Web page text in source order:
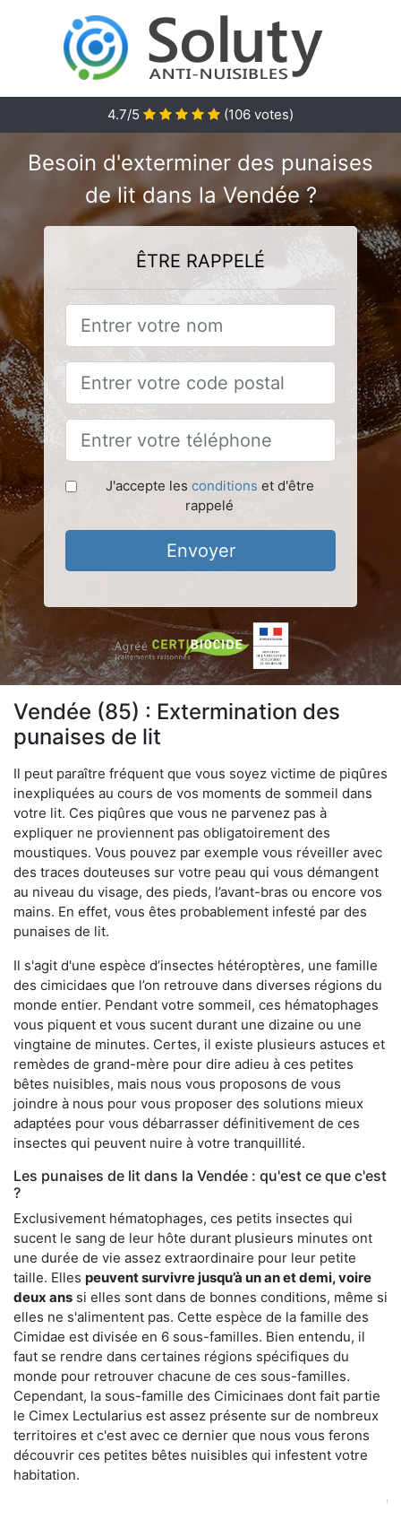
4.7/5 (106 votes)
Besoin d'exterminer des punaises
de lit dans la Vendée ?
ÊTRE RAPPELÉ
J'accepte les conditions et d'être
rappelé
Envoyer
Vendée (85) : Extermination des
punaises de lit
Il peut paraître fréquent que vous soyez victime de piqûres
inexpliquées au cours de vos moments de sommeil dans
votre lit. Ces piqûres que vous ne parvenez pas à
expliquer ne proviennent pas obligatoirement des
moustiques. Vous pouvez par exemple vous réveiller avec
des traces douteuses sur votre peau qui vous démangent
au niveau du visage, des pieds, l’avant-bras ou encore vos
mains. En effet, vous êtes probablement infesté par des
punaises de lit.
Il s'agit d'une espèce d’insectes hétéroptères, une famille
des cimicidaes que l’on retrouve dans diverses régions du
monde entier. Pendant votre sommeil, ces hématophages
vous piquent et vous sucent durant une dizaine ou une
vingtaine de minutes. Certes, il existe plusieurs astuces et
remèdes de grand-mère pour dire adieu à ces petites
bêtes nuisibles, mais nous vous proposons de vous
joindre à nous pour vous proposer des solutions mieux
adaptées pour vous débarrasser définitivement de ces
insectes qui peuvent nuire à votre tranquillité.
Les punaises de lit dans la Vendée : qu'est ce que c'est
?
Exclusivement hématophages, ces petits insectes qui
sucent le sang de leur hôte durant plusieurs minutes ont
une durée de vie assez extraordinaire pour leur petite
taille. Elles peuvent survivre jusqu’à un an et demi, voire
deux ans si elles sont dans de bonnes conditions, même si
elles ne s'alimentent pas. Cette espèce de la famille des
Cimidae est divisée en 6 sous-familles. Bien entendu, il
faut se rendre dans certaines régions spécifiques du
monde pour retrouver chacune de ces sous-familles.
Cependant, la sous-famille des Cimicinaes dont fait partie
le Cimex Lectularius est assez présente sur de nombreux
territoires et c'est avec ce dernier que nous vous ferons
découvrir ces petites bêtes nuisibles qui infestent votre
habitation.